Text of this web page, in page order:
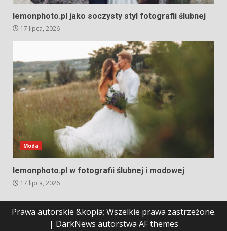
lemonphoto.pl jako soczysty styl fotografii ślubnej
17 lipca, 2026
Moda
lemonphoto.pl w fotografii ślubnej i modowej
17 lipca, 2026
Prawa autorskie &kopia; Wszelkie prawa zastrzeżone.
| DarkNews autorstwa AF themes